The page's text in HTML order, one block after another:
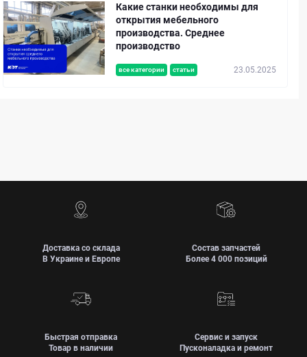
все категории статьи 23.05.2025
Какие станки необходимы для
открытия мебельного
производства. Среднее
производство
Доставка со склада
В Украине и Европе
Состав запчастей
Более 4 000 позиций
Быстрая отправка
Товар в наличии
Сервис и запуск
Пусконаладка и ремонт